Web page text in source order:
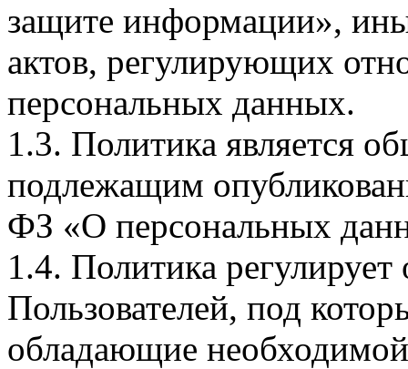
защите информации»,
актов, регулирующих
персональных данных.
1.3. Политика является
подлежащим
ФЗ «О персональных
1.4. Политика
Пользователей, под
обладающие